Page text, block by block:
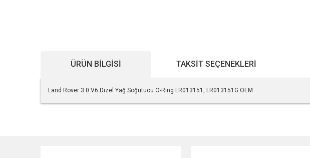
ÜRÜN BILGISI TAKSIT SEÇENEKLERI
Land Rover 3.0 V6 Dizel Yağ Soğutucu O-Ring LR013151, LR013151G OEM